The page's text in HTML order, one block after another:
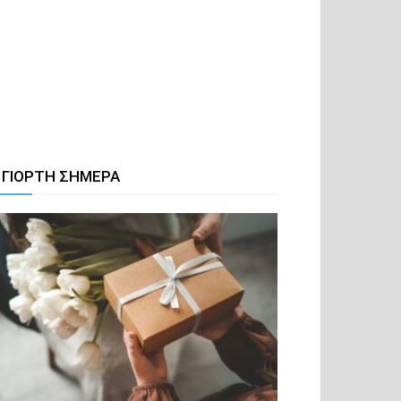
ΣΗΜΕΡΑ